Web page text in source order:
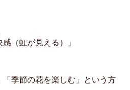
（虹が見える）」
季節の花を楽しむ」という方